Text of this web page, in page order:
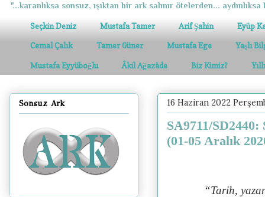
"...karanlıksa sonsuz, ışıktan bir ark salınır ötelerden... aydınlıksa
Seçkin Deniz Mustafa Tamer Arif Şahin Eyüp
Cemal Çalık Tamer Güner Mustafa Ege Yaşlı
Mustafa Eyyüboğlu Âkil Ağazâde Biz Kimiz?
16 Haziran 2022
SA9711/
(01-05 Aralık
“Tarih,
Sonsuz Ark